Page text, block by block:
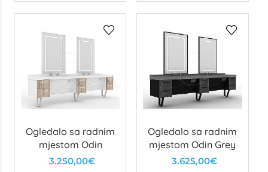
Ogledalo sa radnim
mjestom Odin
3.250,00€
Ogledalo sa radnim
mjestom Odin Grey
3.625,00€